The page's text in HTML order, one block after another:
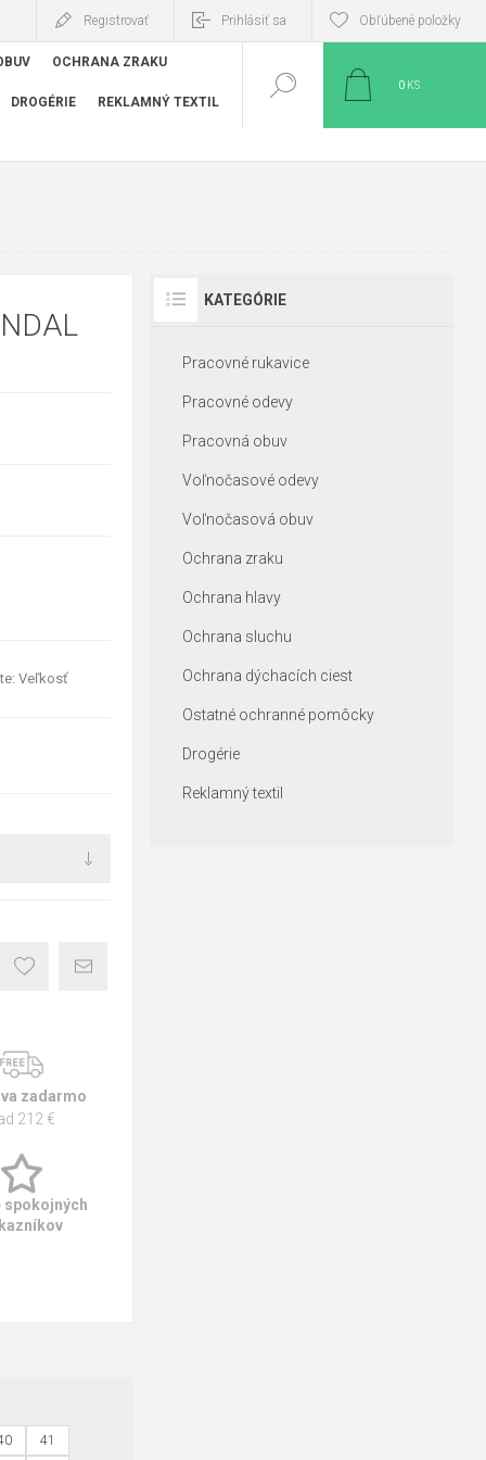
Registrovať Prihlásiť sa Obľúbené položky
OCHRANA ZRAKU
DROGÉRIE REKLAMNÝ TEXTIL
0 KS
Veľkosť
zadarmo
212 €
spokojných
41
KATEGÓRIE
Pracovné rukavice
Pracovné odevy
Pracovná obuv
Voľnočasové odevy
Voľnočasová obuv
Ochrana zraku
Ochrana hlavy
Ochrana sluchu
Ochrana dýchacích ciest
Ostatné ochranné pomôcky
Drogérie
Reklamný textil